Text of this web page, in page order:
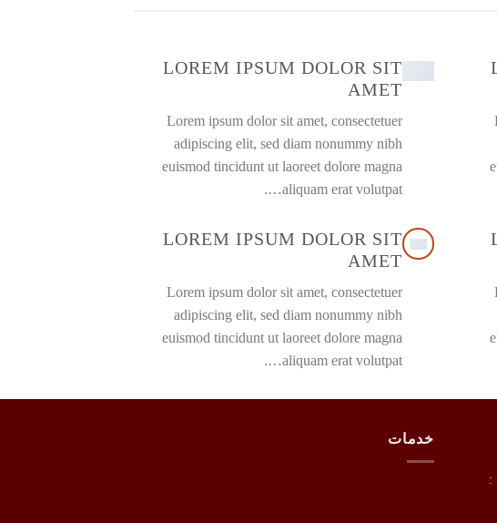
LOREM IPSUM DOLOR SIT
AMET
Lorem ipsum dolor sit amet, consectetuer
adipiscing elit, sed diam nonummy nibh
euismod tincidunt ut laoreet dolore magna
aliquam erat volutpat….
LOREM IPSUM DOLOR SIT
AMET
Lorem ipsum dolor sit amet, consectetuer
adipiscing elit, sed diam nonummy nibh
euismod tincidunt ut laoreet dolore magna
aliquam erat volutpat….
:
خدمات